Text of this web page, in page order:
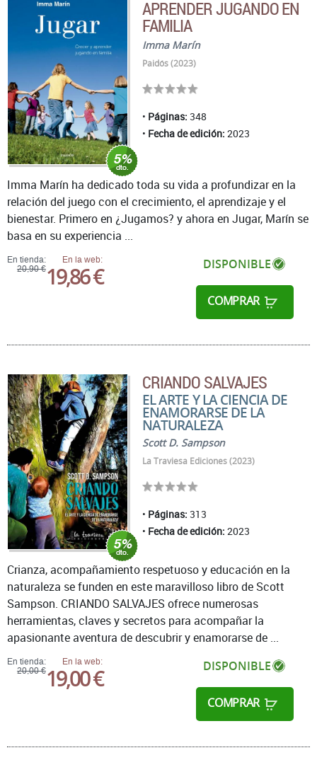
APRENDER JUGANDO EN
FAMILIA
Imma Marín
Paidós (2023)
Páginas: 348
Fecha de edición: 2023
En tienda:
20,90 €
En la web:
19,86 € DISPONIBLE
COMPRAR
Imma Marín ha dedicado toda su vida a profundizar en la
relación del juego con el crecimiento, el aprendizaje y el
bienestar. Primero en ¿Jugamos? y ahora en Jugar, Marín se
basa en su experiencia ...
CRIANDO SALVAJES
EL ARTE Y LA CIENCIA DE
ENAMORARSE DE LA
NATURALEZA
Scott D. Sampson
La Traviesa Ediciones (2023)
Páginas: 313
Fecha de edición: 2023
En tienda:
20,00 €
En la web:
19,00 € DISPONIBLE
COMPRAR
Crianza, acompañamiento respetuoso y educación en la
naturaleza se funden en este maravilloso libro de Scott
Sampson. CRIANDO SALVAJES ofrece numerosas
herramientas, claves y secretos para acompañar la
apasionante aventura de descubrir y enamorarse de ...